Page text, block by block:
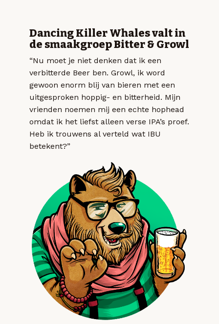
Dancing Killer Whales valt in
de smaakgroep Bitter & Growl
“Nu moet je niet denken dat ik een
verbitterde Beer ben. Growl, ik word
gewoon enorm blij van bieren met een
uitgesproken hoppig- en bitterheid. Mijn
vrienden noemen mij een echte hophead
omdat ik het liefst alleen verse IPA’s proef.
Heb ik trouwens al verteld wat IBU
betekent?”